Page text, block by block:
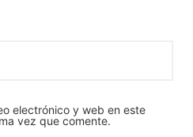
electrónico y web en este
vez que comente.